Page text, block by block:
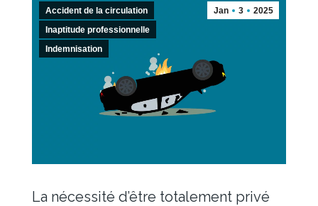
Jan 3 2025
Accident de la circulation
Inaptitude professionnelle
Indemnisation
La nécessité d’être totalement privé